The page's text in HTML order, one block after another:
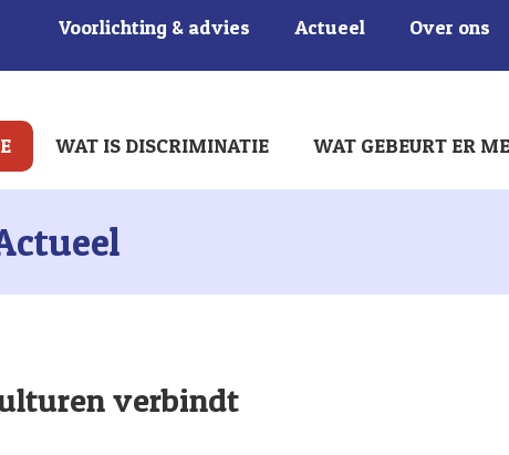
Voorlichting & advies Actueel Over ons
WAT IS DISCRIMINATIE WAT GEBEURT ER
verbindt